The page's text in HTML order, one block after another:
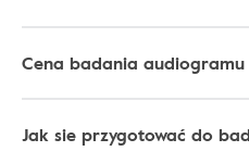
Cena badania audiogramu
Jak sie przygotować do